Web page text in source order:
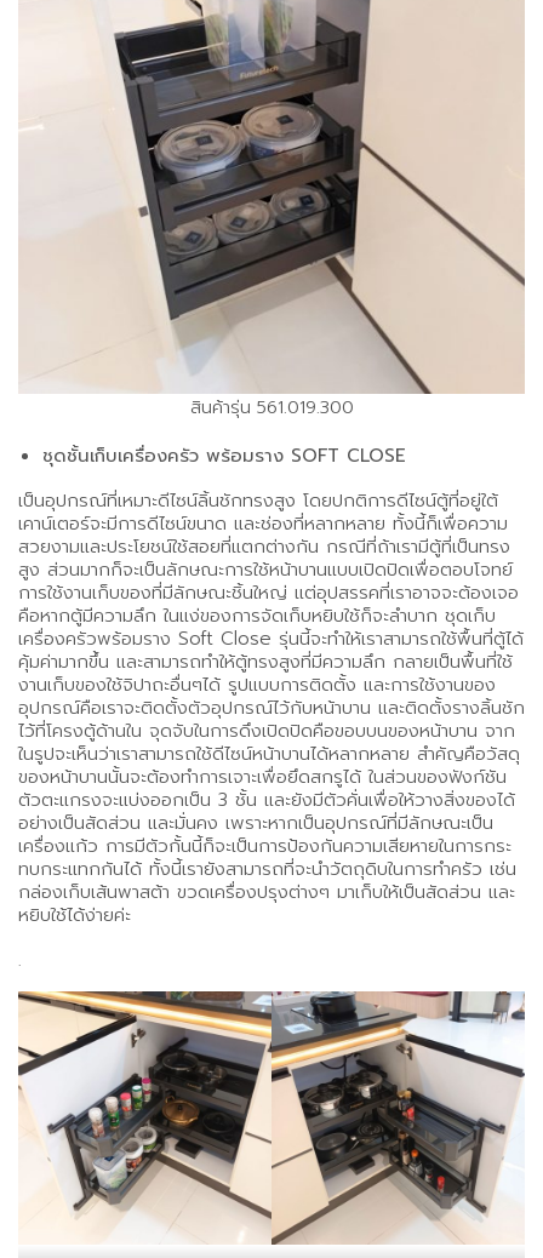
สินค้ารุ่น 561.019.300
ชุดชั้นเก็บเครื่องครัว พร้อมราง SOFT CLOSE
เป็นอุปกรณ์ที่เหมาะดีไซน์ลิ้นชักทรงสูง โดยปกติการดีไซน์ตู้ที่อยู่ใต้
เคาน์เตอร์จะมีการดีไซน์ขนาด และช่องที่หลากหลาย ทั้งนี้ก็เพื่อความ
สวยงามและประโยชน์ใช้สอยที่แตกต่างกัน กรณีที่ถ้าเรามีตู้ที่เป็นทรง
สูง ส่วนมากก็จะเป็นลักษณะการใช้หน้าบานแบบเปิดปิดเพื่อตอบโจทย์
การใช้งานเก็บของที่มีลักษณะชิ้นใหญ่ แต่อุปสรรคที่เราอาจจะต้องเจอ
คือหากตู้มีความลึก ในแง่ของการจัดเก็บหยิบใช้ก็จะลำบาก ชุดเก็บ
เครื่องครัวพร้อมราง Soft Close รุ่นนี้จะทำให้เราสามารถใช้พื้นที่ตู้ได้
คุ้มค่ามากขึ้น และสามารถทำให้ตู้ทรงสูงที่มีความลึก กลายเป็นพื้นที่ใช้
งานเก็บของใช้จิปาถะอื่นๆได้ รูปแบบการติดตั้ง และการใช้งานของ
อุปกรณ์คือเราจะติดตั้งตัวอุปกรณ์ไว้กับหน้าบาน และติดตั้งรางลิ้นชัก
ไว้ที่โครงตู้ด้านใน จุดจับในการดึงเปิดปิดคือขอบบนของหน้าบาน จาก
ในรูปจะเห็นว่าเราสามารถใช้ดีไซน์หน้าบานได้หลากหลาย สำคัญคือวัสดุ
ของหน้าบานนั้นจะต้องทำการเจาะเพื่อยึดสกรูได้ ในส่วนของฟังก์ชัน
ตัวตะแกรงจะแบ่งออกเป็น 3 ชั้น และยังมีตัวคั่นเพื่อให้วางสิ่งของได้
อย่างเป็นสัดส่วน และมั่นคง เพราะหากเป็นอุปกรณ์ที่มีลักษณะเป็น
เครื่องแก้ว การมีตัวกั้นนี้ก็จะเป็นการป้องกันความเสียหายในการกระ
ทบกระแทกกันได้ ทั้งนี้เรายังสามารถที่จะนำวัตถุดิบในการทำครัว เช่น
กล่องเก็บเส้นพาสต้า ขวดเครื่องปรุงต่างๆ มาเก็บให้เป็นสัดส่วน และ
หยิบใช้ได้ง่ายค่ะ
.